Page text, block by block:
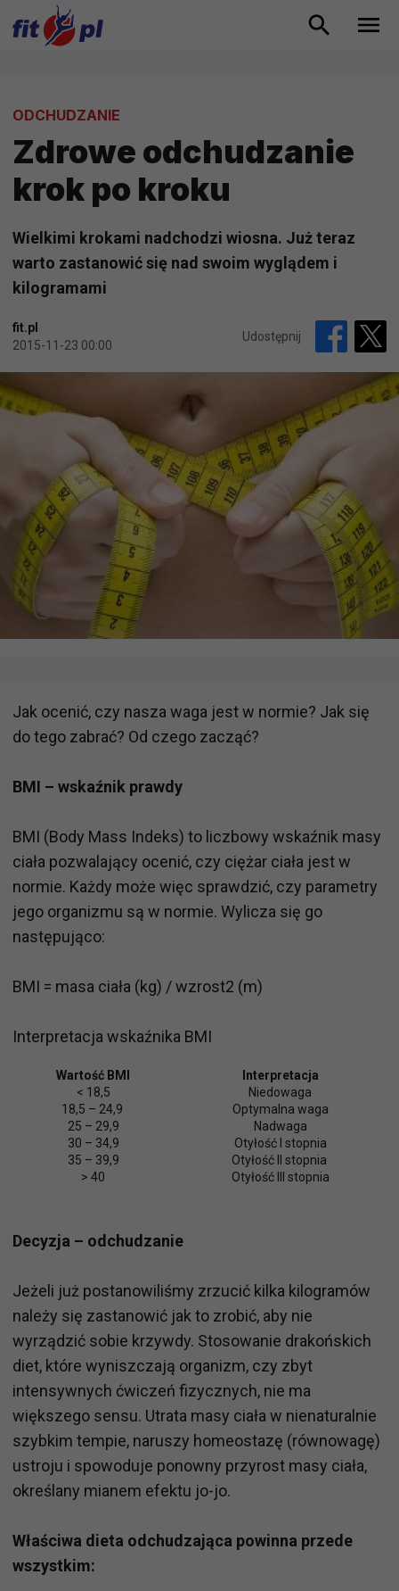
ODCHUDZANIE
Zdrowe odchudzanie
krok po kroku
Wielkimi krokami nadchodzi wiosna. Już teraz
warto zastanowić się nad swoim wyglądem i
kilogramami
fit.pl
2015-11-23 00:00
Udostępnij
Jak ocenić, czy nasza waga jest w normie? Jak się
do tego zabrać? Od czego zacząć?
BMI – wskaźnik prawdy
BMI (Body Mass Indeks) to liczbowy wskaźnik masy
ciała pozwalający ocenić, czy ciężar ciała jest w
normie. Każdy może więc sprawdzić, czy parametry
jego organizmu są w normie. Wylicza się go
następująco:
BMI = masa ciała (kg) / wzrost2 (m)
Interpretacja wskaźnika BMI
Wartość BMI
Interpretacja
< 18,5
Niedowaga
18,5 – 24,9
Optymalna waga
25 – 29,9
Nadwaga
30 – 34,9
Otyłość I stopnia
35 – 39,9
Otyłość II stopnia
> 40
Otyłość III stopnia
Decyzja – odchudzanie
Jeżeli już postanowiliśmy zrzucić kilka kilogramów
należy się zastanowić jak to zrobić, aby nie
wyrządzić sobie krzywdy. Stosowanie drakońskich
diet, które wyniszczają organizm, czy zbyt
intensywnych ćwiczeń fizycznych, nie ma
większego sensu. Utrata masy ciała w nienaturalnie
szybkim tempie, naruszy homeostazę (równowagę)
ustroju i spowoduje ponowny przyrost masy ciała,
określany mianem efektu jo-jo.
Właściwa dieta odchudzająca powinna przede
wszystkim: